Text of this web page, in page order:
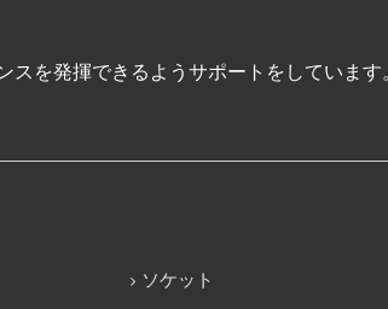
を発揮できるようサポートをしています
ソケット